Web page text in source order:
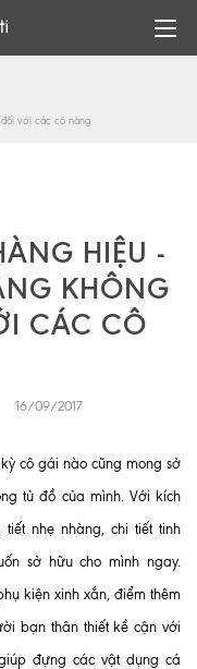
với các cô nàng
HIỆU -
KHÔNG
CÁC CÔ
16/09/2017
cô gái nào cũng mong sở
tủ đồ của mình. Với kích
nhẹ nhàng, chi tiết tinh
sở hữu cho mình ngay.
kiện xinh xắn, điểm thêm
bạn thân thiết kề cận với
đựng các vật dụng cá